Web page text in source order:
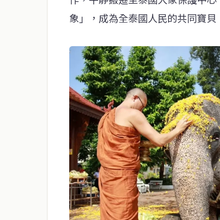
象」，成為全泰國人民的共同寶貝